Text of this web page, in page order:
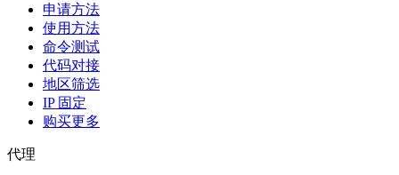
申请方法
使用方法
命令测试
代码对接
地区筛选
IP 固定
购买更多
代理